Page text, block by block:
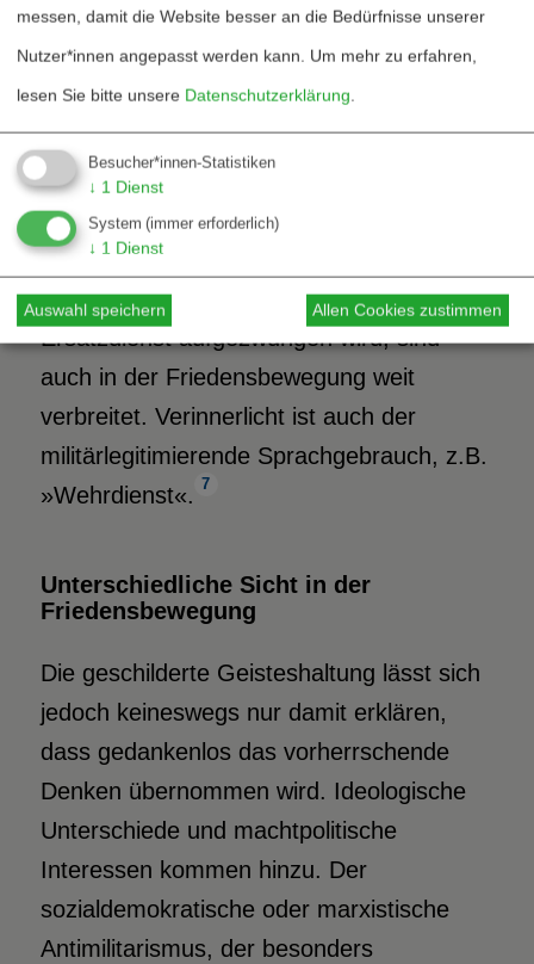
Deutschen werden bei
»Kriegsdienstverweigerung« die
Gewissensgründe mitgedacht.
Die Gedanken, dass es
Kriegsdienstverweigerer gibt, die zu Recht
abgelehnt werden, oder dass
Militärdienstverweigerern zu Recht ein
Ersatzdienst aufgezwungen wird, sind
auch in der Friedensbewegung weit
verbreitet. Verinnerlicht ist auch der
militärlegitimierende Sprachgebrauch, z.B.
»Wehrdienst«. 7
Unterschiedliche Sicht in der
Friedensbewegung
Die geschilderte Geisteshaltung lässt sich
jedoch keineswegs nur damit erklären,
dass gedankenlos das vorherrschende
Denken übernommen wird. Ideologische
Unterschiede und machtpolitische
Interessen kommen hinzu. Der
sozialdemokratische oder marxistische
Antimilitarismus, der besonders
messen, damit die Website besser an die Bedürfnisse unserer
Nutzer*innen angepasst werden kann. Um mehr zu erfahren,
lesen Sie bitte unsere Datenschutzerklärung.
Besucher*innen-Statistiken
↓ 1 Dienst
System (immer erforderlich)
↓ 1 Dienst
Auswahl speichern Allen Cookies zustimmen